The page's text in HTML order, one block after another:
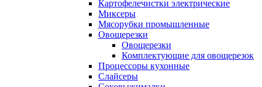
Картофелечистки электрические
Миксеры
Мясорубки промышленные
Овощерезки
Овощерезки
Комплектующие для овощерезок
Процессоры кухонные
Слайсеры